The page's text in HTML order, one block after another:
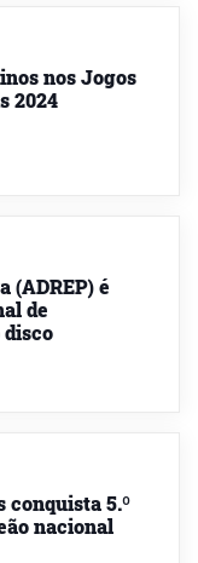
nos Jogos
2024
(ADREP) é
de
conquista 5.º
nacional